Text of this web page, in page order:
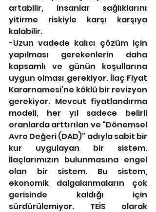
artabilir, insanlar sağlıklarını
yitirme riskiyle karşı karşıya
kalabilir.
-Uzun vadede kalıcı çözüm için
yapılması gerekenlerin daha
kapsamlı ve günün koşullarına
uygun olması gerekiyor. İlaç Fiyat
Kararnamesi’ne köklü bir revizyon
gerekiyor. Mevcut fiyatlandırma
modeli, her yıl sadece belirli
oranlarda arttırılan ve “Dönemsel
Avro Değeri (DAD)” adıyla sabit bir
kur uygulayan bir sistem.
İlaçlarımızın bulunmasına engel
olan bir sistem. Bu sistem,
ekonomik dalgalanmaların çok
gerisinde kaldığı için
sürdürülemiyor. TEİS olarak